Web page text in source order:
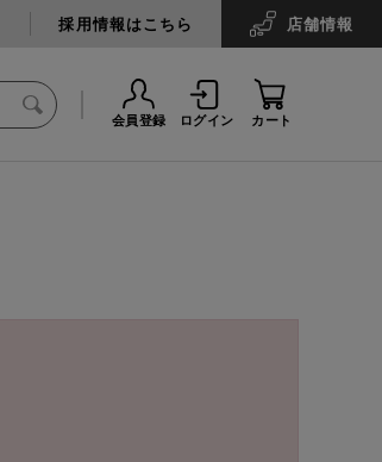
採用情報はこちら 店舗情報
会員登録 ログイン カート